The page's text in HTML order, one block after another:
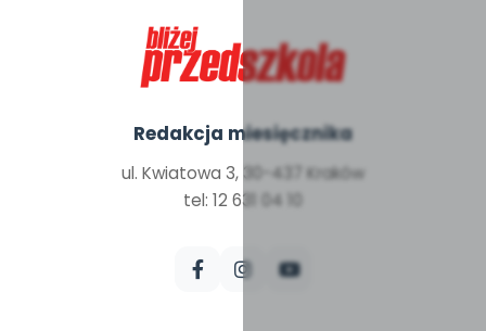
Redakcja miesięcznika
ul. Kwiatowa 3, 30-437 Kraków
tel: 12 631 04 10